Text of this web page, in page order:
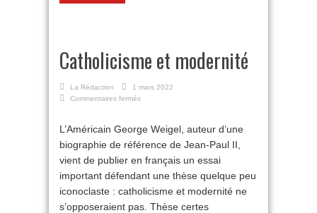
Catholicisme et modernité
La Rédaction
1 mars 2022
Commentaires fermés
modernité
L’Américain George Weigel, auteur d’une
biographie de référence de Jean-Paul II,
vient de publier en français un essai
important défendant une thèse quelque peu
iconoclaste : catholicisme et modernité ne
s’opposeraient pas. Thèse certes